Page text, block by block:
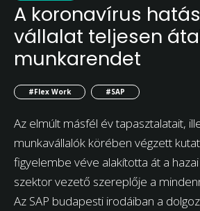
A koronavírus
vállalat teljesen
munkarendet
#Flex Work #SAP
Az elmúlt másfél év tapasztalatait,
munkavállalók körében végzett
figyelembe véve alakította át a
szektor vezető szereplője a
Az SAP budapesti irodáiban a